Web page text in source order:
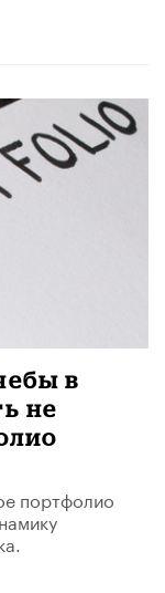
в
не
портфолио